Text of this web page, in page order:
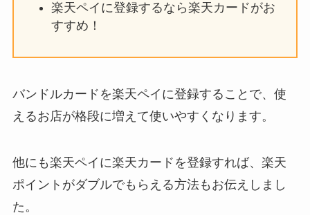
楽天ペイに登録するなら楽天カードがお
すすめ！
バンドルカードを楽天ペイに登録することで、使
えるお店が格段に増えて使いやすくなります。
他にも楽天ペイに楽天カードを登録すれば、楽天
ポイントがダブルでもらえる方法もお伝えしまし
た。